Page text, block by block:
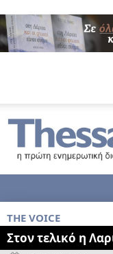
THE VOICE
Στον τελικό η